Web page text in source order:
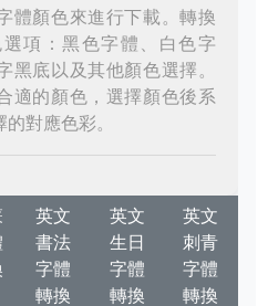
體顏色來進行下載。轉換
項：黑色字體、白色字
黑底以及其他顏色選擇。
適的顏色，選擇顏色後系
對應色彩。
英文
書法
字體
轉換
英文
生日
字體
轉換
英文
刺青
字體
轉換